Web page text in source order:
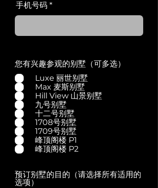
手机号码
您有兴趣参观的别墅（可多选）
Luxe 丽世别墅
Max 麦斯别墅
Hill View 山景别墅
九号别墅
十二号别墅
1708号别墅
1709号别墅
峰顶阁楼 P1
峰顶阁楼 P2
预订别墅的目的（请选择所有适用的
选项）